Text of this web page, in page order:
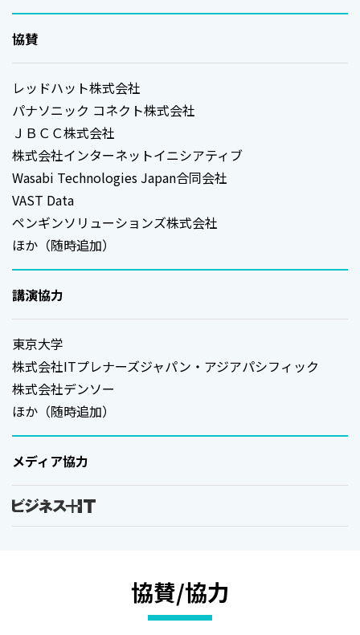
協賛
レッドハット株式会社
パナソニック コネクト株式会社
ＪＢＣＣ株式会社
株式会社インターネットイニシアティブ
Wasabi Technologies Japan合同会社
VAST Data
ペンギンソリューションズ株式会社
ほか（随時追加）
講演協力
東京大学
株式会社ITプレナーズジャパン・アジアパシフィック
株式会社デンソー
ほか（随時追加）
メディア協力
協賛/協力